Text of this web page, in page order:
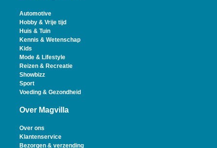
Automotive
Hobby & Vrije tijd
Huis & Tuin
Kennis & Wetenschap
Kids
Mode & Lifestyle
Reizen & Recreatie
Showbizz
Sport
Voeding & Gezondheid
Over Magvilla
Over ons
Klantenservice
Bezorgen & verzending